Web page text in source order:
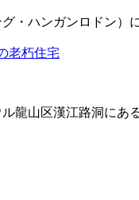
・ハンガンロドン）
老朽住宅
龍山区漢江路洞に